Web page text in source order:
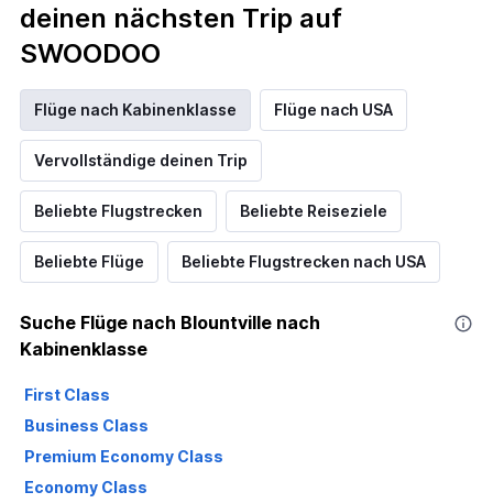
deinen nächsten Trip auf
SWOODOO
Flüge nach Kabinenklasse Flüge nach USA
Vervollständige deinen Trip
Beliebte Flugstrecken Beliebte Reiseziele
Beliebte Flüge Beliebte Flugstrecken nach USA
Suche Flüge nach Blountville nach
Kabinenklasse
First Class
Business Class
Premium Economy Class
Economy Class